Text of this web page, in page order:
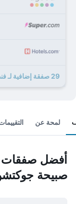
29 صفقة إضافية لـ فندق مطار آي إس جي صبيحة جوكتشن
لمحة عن
أفضل
صبيحة